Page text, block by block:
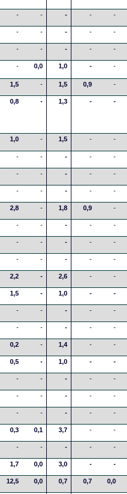
- - - - -
- - - - -
- - - - -
- 0,0 1,0 - -
1,5 - 1,5 0,9 -
0,8 - 1,3 - -
1,0 - 1,5 - -
- - - - -
- - - - -
- - - - -
2,8 - 1,8 0,9 -
- - - - -
- - - - -
- - - - -
2,2 - 2,6 - -
1,5 - 1,0 - -
- - - - -
- - - - -
0,2 - 1,4 - -
0,5 - 1,0 - -
- - - - -
- - - - -
- - - - -
0,3 0,1 3,7 - -
- - - - -
1,7 0,0 3,0 - -
12,5 0,0 0,7 0,7 0,0